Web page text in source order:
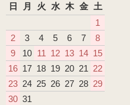
日
月 火 水 木 金
土
1
2
3 4 5 6 7
8
9
10 11 12 13 14 15
16 17 18 19 20 21 22
23 24 25 26 27 28 29
30 31